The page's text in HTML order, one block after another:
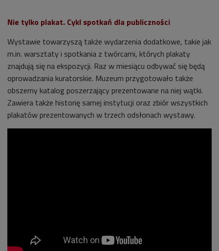
Nie tylko plakat. Cykl spotkań dla publiczności
Wystawie towarzyszą także wydarzenia dodatkowe, takie jak
m.in. warsztaty i spotkania z twórcami, których plakaty
znajdują się na ekspozycji. Raz w miesiącu odbywać się będą
oprowadzania kuratorskie. Muzeum przygotowało także
obszerny katalog poszerzający prezentowane na niej wątki.
Zawiera także historię samej instytucji oraz zbiór wszystkich
plakatów prezentowanych w trzech odsłonach wystawy.